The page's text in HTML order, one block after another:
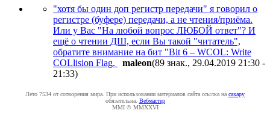
"хотя бы один доп регистр передачи" я говорил о
регистре (буфере) передачи, а не чтения/приёма.
Или у Вас "На любой вопрос ЛЮБОЙ ответ"? И
ещё о чтении ДШ, если Вы такой "читатель",
обратите внимание на бит "Bit 6 – WCOL: Write
COLlision Flag.
maleon(89 знак., 29.04.2019 21:30 -
21:33)
Лето 7534 от сотворения мира. При использовании материалов сайта ссылка на caxapу
обязательна. Вебмастер
MMI © MMXXVI